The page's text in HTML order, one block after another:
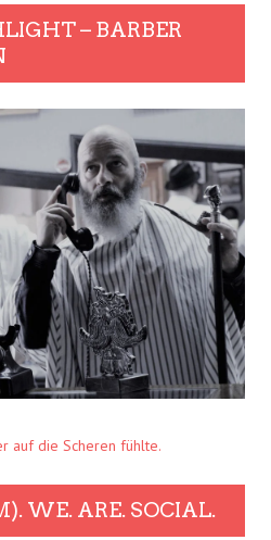
– BARBER
auf die Scheren fühlte.
WE. ARE. SOCIAL.